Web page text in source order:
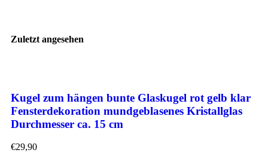
Zuletzt angesehen
Kugel zum hängen bunte Glaskugel rot gelb klar
Fensterdekoration mundgeblasenes Kristallglas
Durchmesser ca. 15 cm
€29,90